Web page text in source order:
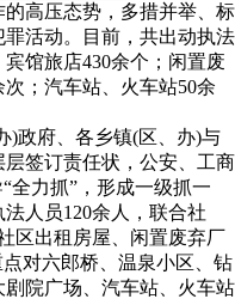
高压态势，多措并举、标
活动。目前，共出动执法
宾馆旅店430余个；闲置废
；汽车站、火车站50余
)政府、各乡镇(区、办)与
签订责任状，公安、工商
全力抓”，形成一级抓一
人员120余人，联合社
区出租房屋、闲置废弃厂
对六郎桥、温泉小区、钻
院广场、汽车站、火车站